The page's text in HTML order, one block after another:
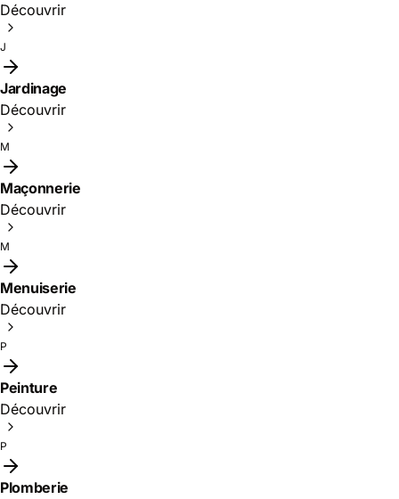
Découvrir
J
Jardinage
Découvrir
M
Maçonnerie
Découvrir
M
Menuiserie
Découvrir
P
Peinture
Découvrir
P
Plomberie